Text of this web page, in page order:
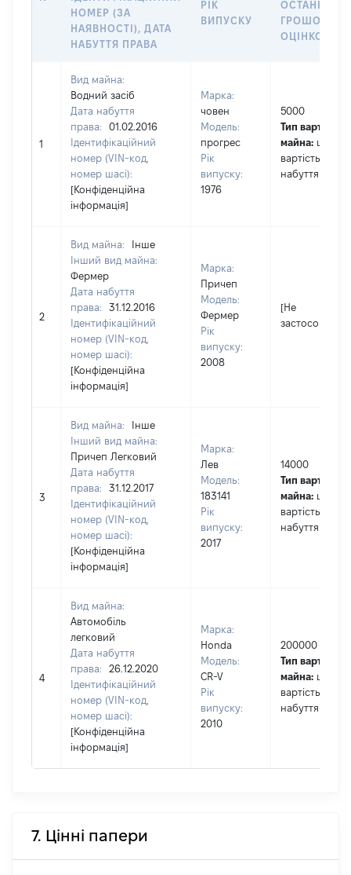
НОМЕР (ЗА
НАЯВНОСТІ), ДАТА
НАБУТТЯ ПРАВА
РІК
ВИПУСКУ
ГРОШОВОЮ
ОЦІНКОЮ,
1
Вид майна:
Водний засіб
Дата набуття
права:
01.02.2016
Ідентифікаційний
номер (VIN-код,
номер шасі):
[Конфіденційна
інформація]
Марка:
човен
Модель:
прогрес
Рік
випуску:
1976
5000
Тип вартості
майна: це
вартість на
набуття права
2
Вид майна:
Інше
Інший вид майна:
Фермер
Дата набуття
права:
31.12.2016
Ідентифікаційний
номер (VIN-код,
номер шасі):
[Конфіденційна
інформація]
Марка:
Причеп
Модель:
Фермер
Рік
випуску:
2008
[Не
3
Вид майна:
Інше
Інший вид майна:
Причеп Легковий
Дата набуття
права:
31.12.2017
Ідентифікаційний
номер (VIN-код,
номер шасі):
[Конфіденційна
інформація]
Марка:
Лев
Модель:
183141
Рік
випуску:
2017
14000
Тип вартості
майна: це
вартість на
набуття права
4
Вид майна:
Автомобіль
легковий
Дата набуття
права:
26.12.2020
Ідентифікаційний
номер (VIN-код,
номер шасі):
[Конфіденційна
інформація]
Марка:
Honda
Модель:
CR-V
Рік
випуску:
2010
200000
Тип вартості
майна: це
вартість на
набуття права
7. Цінні папери